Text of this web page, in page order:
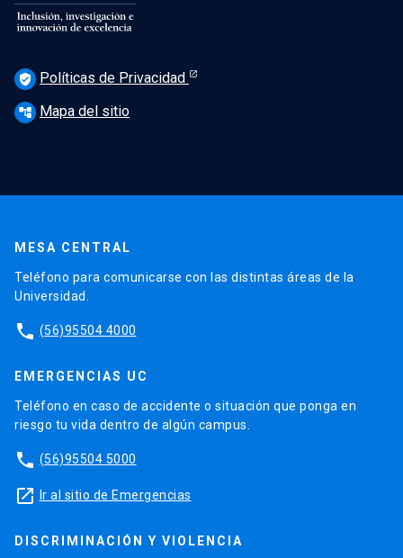
verified_user Políticas de Privacidad
account_tree Mapa del sitio
MESA CENTRAL
Teléfono para comunicarse con las distintas áreas de la
Universidad.
phone (56)95504 4000
EMERGENCIAS UC
Teléfono en caso de accidente o situación que ponga en
riesgo tu vida dentro de algún campus.
phone (56)95504 5000
launch Ir al sitio de Emergencias
DISCRIMINACIÓN Y VIOLENCIA